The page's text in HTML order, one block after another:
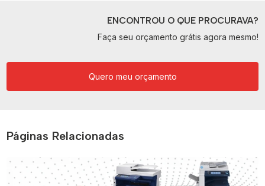
ENCONTROU O QUE PROCURAVA?
Faça seu orçamento grátis agora mesmo!
Quero meu orçamento
Páginas Relacionadas